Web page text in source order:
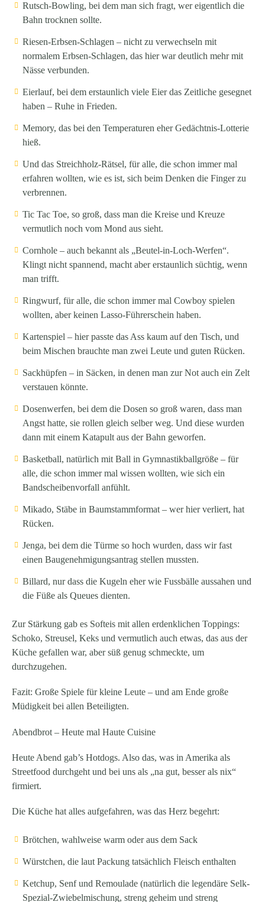
Rutsch-Bowling, bei dem man sich fragt, wer eigentlich die
Bahn trocknen sollte.
Riesen-Erbsen-Schlagen – nicht zu verwechseln mit
normalem Erbsen-Schlagen, das hier war deutlich mehr mit
Nässe verbunden.
Eierlauf, bei dem erstaunlich viele Eier das Zeitliche gesegnet
haben – Ruhe in Frieden.
Memory, das bei den Temperaturen eher Gedächtnis-Lotterie
hieß.
Und das Streichholz-Rätsel, für alle, die schon immer mal
erfahren wollten, wie es ist, sich beim Denken die Finger zu
verbrennen.
Tic Tac Toe, so groß, dass man die Kreise und Kreuze
vermutlich noch vom Mond aus sieht.
Cornhole – auch bekannt als „Beutel-in-Loch-Werfen“.
Klingt nicht spannend, macht aber erstaunlich süchtig, wenn
man trifft.
Ringwurf, für alle, die schon immer mal Cowboy spielen
wollten, aber keinen Lasso-Führerschein haben.
Kartenspiel – hier passte das Ass kaum auf den Tisch, und
beim Mischen brauchte man zwei Leute und guten Rücken.
Sackhüpfen – in Säcken, in denen man zur Not auch ein Zelt
verstauen könnte.
Dosenwerfen, bei dem die Dosen so groß waren, dass man
Angst hatte, sie rollen gleich selber weg. Und diese wurden
dann mit einem Katapult aus der Bahn geworfen.
Basketball, natürlich mit Ball in Gymnastikballgröße – für
alle, die schon immer mal wissen wollten, wie sich ein
Bandscheibenvorfall anfühlt.
Mikado, Stäbe in Baumstammformat – wer hier verliert, hat
Rücken.
Jenga, bei dem die Türme so hoch wurden, dass wir fast
einen Baugenehmigungsantrag stellen mussten.
Billard, nur dass die Kugeln eher wie Fussbälle aussahen und
die Füße als Queues dienten.
Zur Stärkung gab es Softeis mit allen erdenklichen Toppings:
Schoko, Streusel, Keks und vermutlich auch etwas, das aus der
Küche gefallen war, aber süß genug schmeckte, um
durchzugehen.
Fazit: Große Spiele für kleine Leute – und am Ende große
Müdigkeit bei allen Beteiligten.
Abendbrot – Heute mal Haute Cuisine
Heute Abend gab’s Hotdogs. Also das, was in Amerika als
Streetfood durchgeht und bei uns als „na gut, besser als nix“
firmiert.
Die Küche hat alles aufgefahren, was das Herz begehrt:
Brötchen, wahlweise warm oder aus dem Sack
Würstchen, die laut Packung tatsächlich Fleisch enthalten
Ketchup, Senf und Remoulade (natürlich die legendäre Selk-
Spezial-Zwiebelmischung, streng geheim und streng